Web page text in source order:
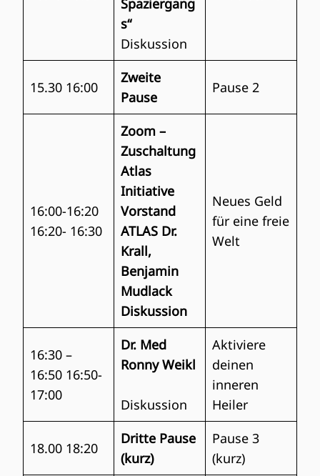
Spaziergang
s“
Diskussion
15.30 16:00
Zweite
Pause
Pause 2
16:00-16:20
16:20- 16:30
Zoom –
Zuschaltung
Atlas
Initiative
Vorstand
ATLAS Dr.
Krall,
Benjamin
Mudlack
Diskussion
Neues Geld
für eine freie
Welt
16:30 –
16:50 16:50-
17:00
Dr. Med
Ronny Weikl
Diskussion
Aktiviere
deinen
inneren
Heiler
18.00 18:20
Dritte Pause
(kurz)
Pause 3
(kurz)